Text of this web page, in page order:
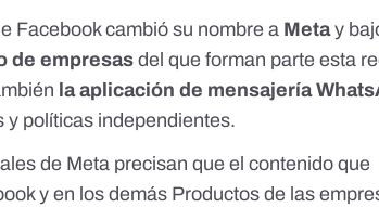
pasado como en el futuro. Con esta declaración, doy
otra acción en mi contra sobre la base de este
La violación de la privacidad puede ser castigada
una declaración al menos una vez que estará
de estado de perfil. NO LO COMPARTAS. Copia
va a leer sus publicaciones. Por lo tanto mantenga el
luego ve a tu página, empieza un nuevo post y pon
mis fotos
Facebook cambiósu nombre a Metay
de empresasdel que forman parte esta
la aplicación de mensajería
y políticas independientes.
de Meta precisan que el contenido que
y en los demás Productos de las